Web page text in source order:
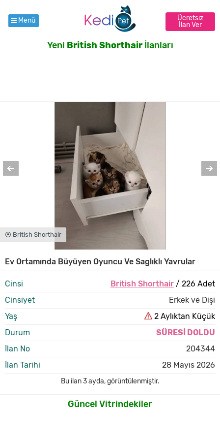
Menü
Ücretsiz
İlan Ver
Yeni British Shorthairİlanları
⦿ British Shorthair
Ev Ortamında Büyüyen Oyuncu Ve Saglıklı Yavrular
Cinsi British Shorthair/ 226 Adet
Cinsiyet
Erkek ve Dişi
Yaş
2 Aylıktan Küçük
Durum
SÜRESİ DOLDU
İlan No
204344
İlan Tarihi
28 Mayıs 2026
Bu ilan3 ayda,görüntülenmiştir.
Güncel Vitrindekiler